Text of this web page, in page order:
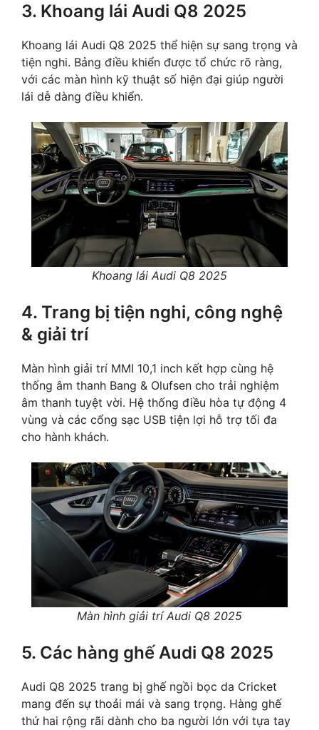
3. Khoang lái Audi Q8 2025
Khoang lái Audi Q8 2025 thể hiện sự sang trọng và
tiện nghi. Bảng điều khiển được tổ chức rõ ràng,
với các màn hình kỹ thuật số hiện đại giúp người
lái dễ dàng điều khiển.
Khoang lái Audi Q8 2025
4. Trang bị tiện nghi, công nghệ
& giải trí
Màn hình giải trí MMI 10,1 inch kết hợp cùng hệ
thống âm thanh Bang & Olufsen cho trải nghiệm
âm thanh tuyệt vời. Hệ thống điều hòa tự động 4
vùng và các cổng sạc USB tiện lợi hỗ trợ tối đa
cho hành khách.
Màn hình giải trí Audi Q8 2025
5. Các hàng ghế Audi Q8 2025
Audi Q8 2025 trang bị ghế ngồi bọc da Cricket
mang đến sự thoải mái và sang trọng. Hàng ghế
thứ hai rộng rãi dành cho ba người lớn với tựa tay